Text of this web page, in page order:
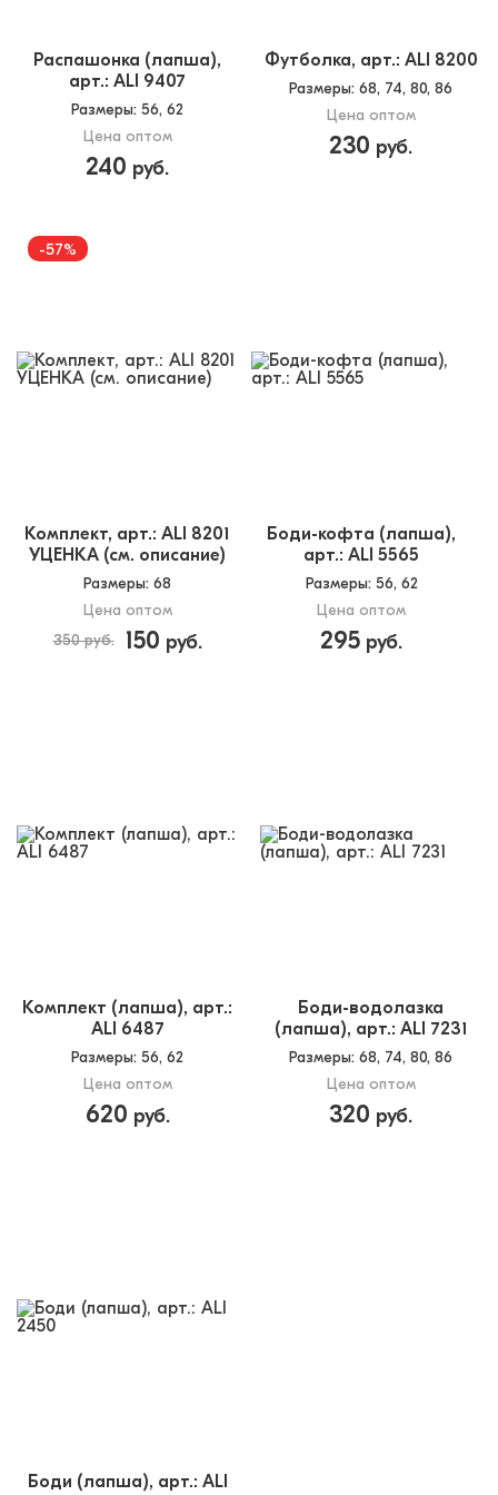
Распашонка (лапша),
арт.: ALI 9407
Размеры: 56, 62
Цена оптом
240 руб.
Футболка, арт.: ALI 8200
Размеры: 68, 74, 80, 86
Цена оптом
230 руб.
-57%
Комплект, арт.: ALI 8201
УЦЕНКА (см. описание)
Размеры: 68
Цена оптом
350 руб.
150 руб.
Боди-кофта (лапша),
арт.: ALI 5565
Размеры: 56, 62
Цена оптом
295 руб.
Комплект (лапша), арт.:
ALI 6487
Размеры: 56, 62
Цена оптом
620 руб.
Боди-водолазка
(лапша), арт.: ALI 7231
Размеры: 68, 74, 80, 86
Цена оптом
320 руб.
Боди (лапша), арт.: ALI